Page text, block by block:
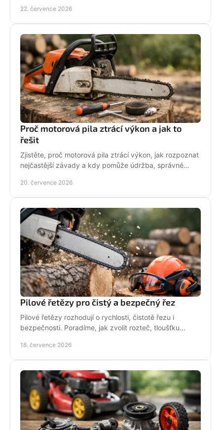
22. července 2026
Proč motorová pila ztrácí výkon a jak to
řešit
Zjistěte, proč motorová pila ztrácí výkon, jak rozpoznat
nejčastější závady a kdy pomůže údržba, správné
20. července 2026
Pilové řetězy pro čistý a bezpečný řez
Pilové řetězy rozhodují o rychlosti, čistotě řezu i
bezpečnosti. Poradíme, jak zvolit rozteč, tloušťku
18. července 2026